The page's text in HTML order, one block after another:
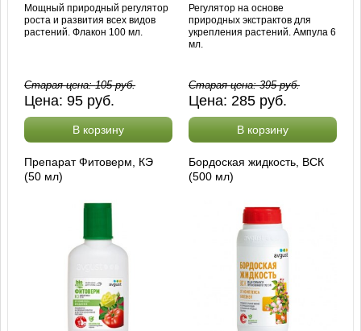
Мощный природный регулятор
роста и развития всех видов
растений. Флакон 100 мл.
Старая цена:105руб.
Цена:95 руб.
В корзину
Регулятор на основе
природных экстрактов для
укрепления растений. Ампула 6
мл.
Старая цена:395руб.
Цена: 285 руб.
В корзину
Препарат Фитоверм, КЭ
(50 мл)
Бордоская жидкость, ВСК
(500 мл)